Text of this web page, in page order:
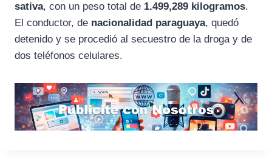
sativa, con un peso total de 1.499,289 kilogramos.
El conductor, de nacionalidad paraguaya, quedó
detenido y se procedió al secuestro de la droga y de
dos teléfonos celulares.